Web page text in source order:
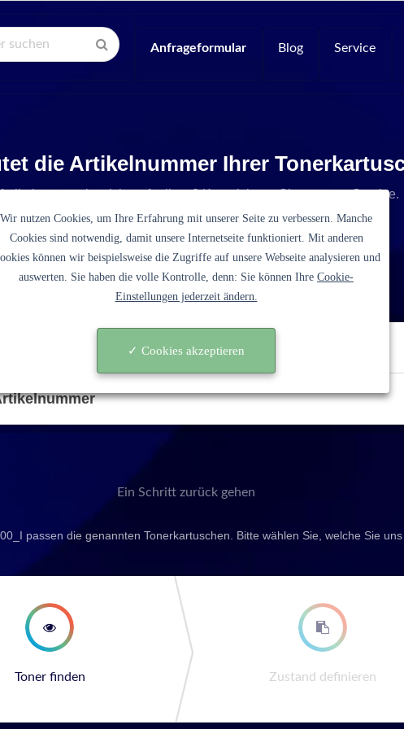
Anfrageformular
Blog Service
die Artikelnummer Ihrer
Artikelnummer ist nicht aufgelistet? Kontaktieren Sie unseren Service.
schwarz)
Ein Schritt zurück gehen
passen die genannten Tonerkartuschen. Bitte wählen Sie, welche Sie
second step
Toner finden
third step
Zustand definieren
Wir nutzen Cookies, um Ihre Erfahrung mit unserer Seite zu verbessern. Manche
Cookies sind notwendig, damit unsere Internetseite funktioniert. Mit anderen
können wir beispielsweise die Zugriffe auf unsere Webseite analysieren und
auswerten. Sie haben die volle Kontrolle, denn: Sie können Ihre Cookie-
Einstellungen jederzeit ändern.
✓ Cookies akzeptieren